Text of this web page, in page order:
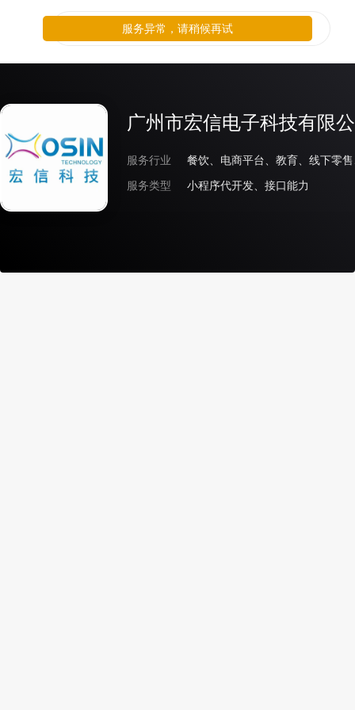
广州市宏信电子科技有限
服务行业
餐饮、电商平台、教育、线下零
服务类型
小程序代开发、接口能力
服务异常，请稍候再试